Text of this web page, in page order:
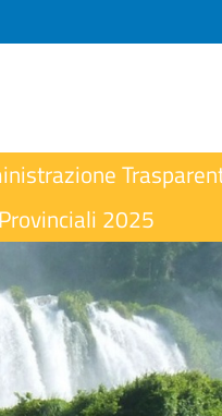
2025